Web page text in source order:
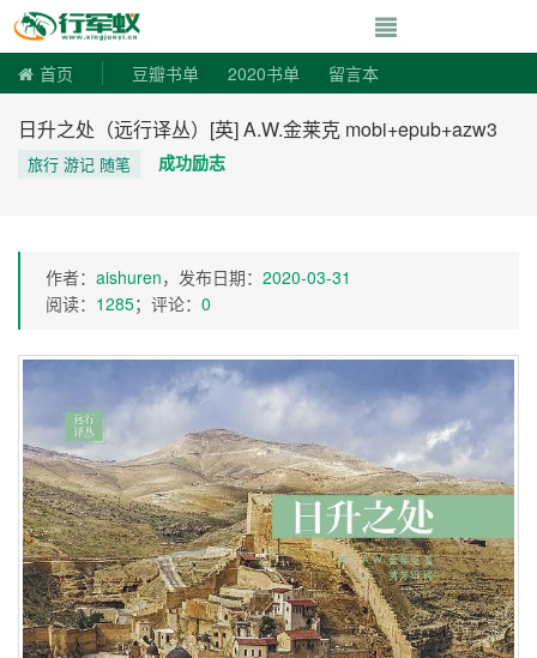
寻书令|走向自
首页 豆瓣书单 2020书单 留言本
日升之处（远行译丛）[英] A.W.金莱克 mobi+epub+azw3
旅行 游记 随笔 成功励志
作者： aishuren，发布日期： 2020-03-31
阅读： 1285；评论： 0